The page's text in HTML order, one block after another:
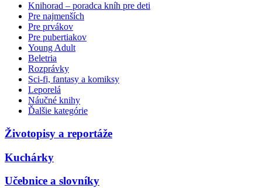
Knihorad – poradca kníh pre deti
Pre najmenších
Pre prvákov
Pre pubertiakov
Young Adult
Beletria
Rozprávky
Sci-fi, fantasy a komiksy
Leporelá
Náučné knihy
Ďalšie kategórie
Životopisy a reportáže
Kuchárky
Učebnice a slovníky